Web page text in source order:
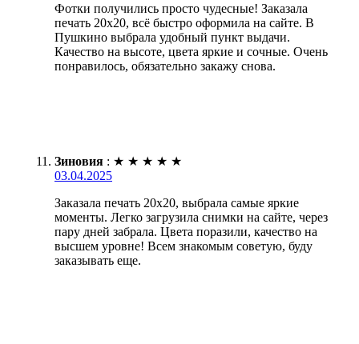
Фотки получились просто чудесные! Заказала
печать 20х20, всё быстро оформила на сайте. В
Пушкино выбрала удобный пункт выдачи.
Качество на высоте, цвета яркие и сочные. Очень
понравилось, обязательно закажу снова.
Зиновия : ★ ★ ★ ★ ★
03.04.2025
Заказала печать 20х20, выбрала самые яркие
моменты. Легко загрузила снимки на сайте, через
пару дней забрала. Цвета поразили, качество на
высшем уровне! Всем знакомым советую, буду
заказывать еще.